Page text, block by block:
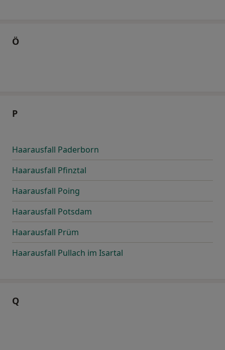
Ö
P
Haarausfall Paderborn
Haarausfall Pfinztal
Haarausfall Poing
Haarausfall Potsdam
Haarausfall Prüm
Haarausfall Pullach im Isartal
Q